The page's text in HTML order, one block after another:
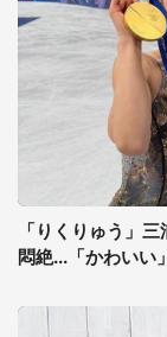
「りくりゅう」
悶絶...「かわいい